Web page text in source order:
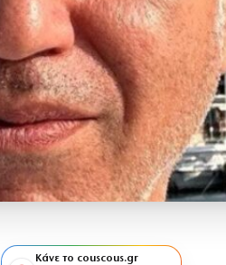
Κάνε το couscous.gr